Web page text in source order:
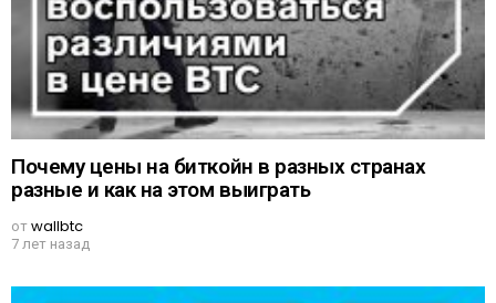
Почему цены на биткойн в разных странах
разные и как на этом выиграть
отwallbtc
7 лет назад